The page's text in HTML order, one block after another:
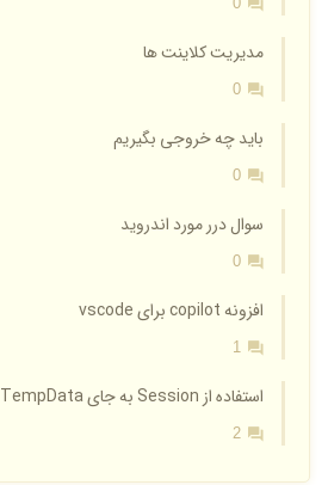
مدیریت کلاینت ها
0
باید چه خروجی بگیریم
0
سوال درر مورد اندروید
0
افزونه copilot برای vscode
1
استفاده از Session به جای TempData در Captcha
2